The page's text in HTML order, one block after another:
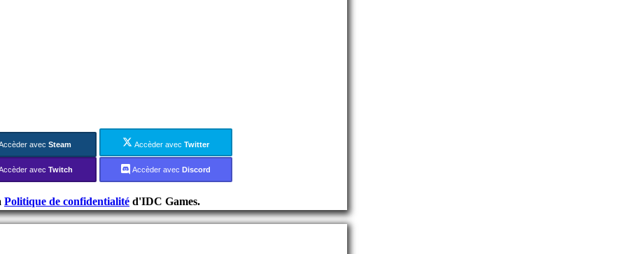
avec Steam Accèder avecTwitter
avec Twitch Accèder avec Discord
Politique de confidentialité d'IDC Games.